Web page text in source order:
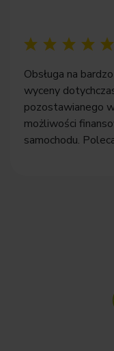
Obsługa na
wyceny
pozostawianego
możliwości
samochodu.